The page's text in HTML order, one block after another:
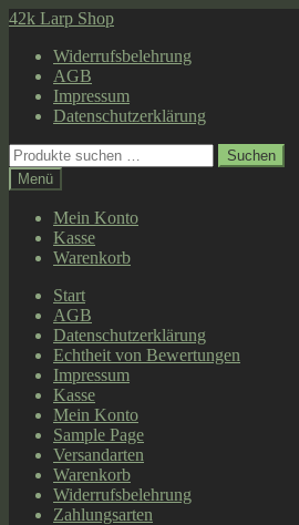
Zur
springen
Zum
springen
42k Larp Shop
Widerrufsbelehrung
AGB
Impressum
Datenschutzerklärung
Suche
nach:
Suchen
Menü
Mein Konto
Kasse
Warenkorb
Start
AGB
Datenschutzerklärung
Echtheit von Bewertungen
Impressum
Kasse
Mein Konto
Sample Page
Versandarten
Warenkorb
Widerrufsbelehrung
Zahlungsarten